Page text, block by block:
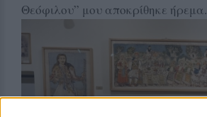
Θεόφιλου” μου αποκρίθηκε ήρεμα.